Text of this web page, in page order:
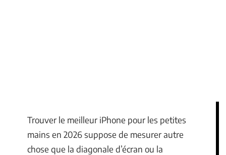
Trouver le meilleur iPhone pour les petites
mains en 2026 suppose de mesurer autre
chose que la diagonale d’écran ou la